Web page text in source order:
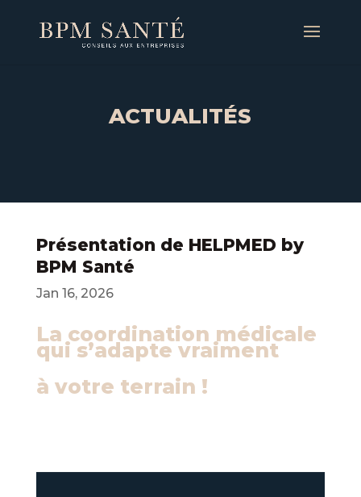
ACTUALITÉS
Présentation de HELPMED by
BPM Santé
Jan 16, 2026
La coordination médicale
qui s’adapte vraiment
à votre terrain !